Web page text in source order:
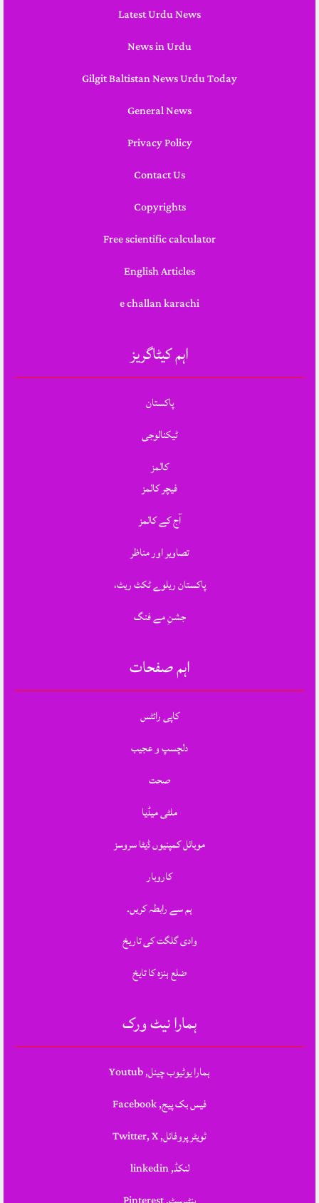
Latest Urdu News
News in Urdu
Gilgit Baltistan News Urdu Today
General News
Privacy Policy
Contact Us
Copyrights
Free scientific calculator
English Articles
e challan karachi
اہم کیٹاگریز
پاکستان
ٹیکنالوجی
کالمز
فیچر کالمز
آج کے کالمز
تصاویر اور مناظر
پاکستان ریلوے ٹکٹ ریٹ،
جشنِ مے فنگ
اہم صفحات
کاپی رائٹس
دلچسپ و عجیب
صحت
ملٹی میڈیا
موبائل کمپنیوں ڈیٹا سروسز
کاروبار
ہم سے رابطہ کریں.
وادی گلگت کی تاریخ
ضلع ہنزہ کا تایخ
ہمارا نیٹ ورک
ہمارا یوٹیوب چینل, Youtub
فیس بک پیج, Facebook
ٹویٹر پروفائل, Twitter, X
لنکڈ, linkedin